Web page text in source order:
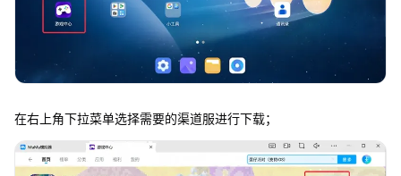
在右上角下拉菜单选择需要的渠道服进行下载；